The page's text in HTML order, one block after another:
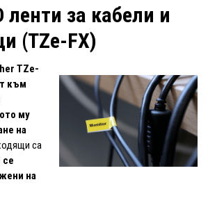
ленти за кабели и
(TZe-FX)
TZe-
към
му
на
са
се
на